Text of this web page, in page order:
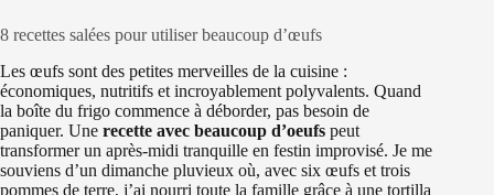
8 recettes salées pour utiliser beaucoup d’œufs
Les œufs sont des petites merveilles de la cuisine :
économiques, nutritifs et incroyablement polyvalents. Quand
la boîte du frigo commence à déborder, pas besoin de
paniquer. Une recette avec beaucoup d’oeufs peut
transformer un après-midi tranquille en festin improvisé. Je me
souviens d’un dimanche pluvieux où, avec six œufs et trois
pommes de terre, j’ai nourri toute la famille grâce à une tortilla